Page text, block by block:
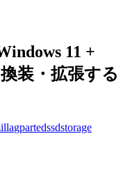
11 +
装・拡張する
gpartedssdstorage